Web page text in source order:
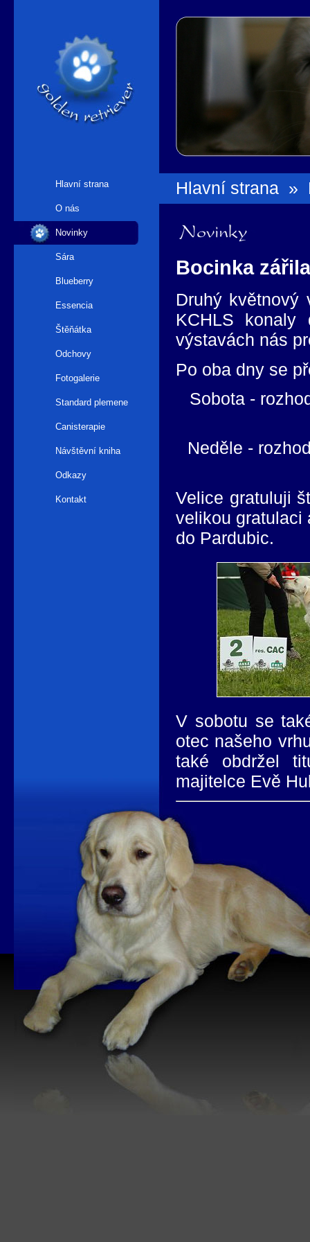
Hlavní strana
O nás
Novinky
Sára
Blueberry
Essencia
Štěňátka
Odchovy
Fotogalerie
Standard plemene
Canisterapie
Návštěvní kniha
Odkazy
Kontakt
Hlavní strana »
Novinky
Bocinka
Druhý květnový
KCHLS konaly
výstavách nás
Po oba dny se
Sobota -
Neděle -
Velice gratuluji
velikou gratulaci
do Pardubic.
V sobotu se
otec našeho
také obdržel
majitelce Evě